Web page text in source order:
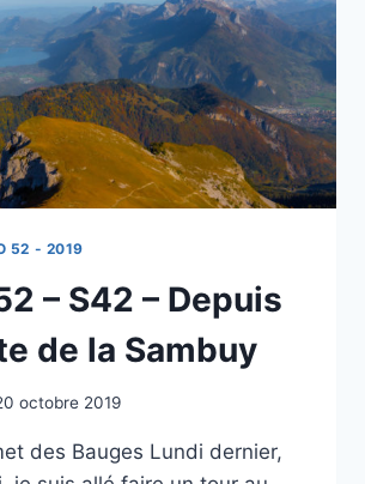
52 - 2019
– S42 – Depuis
de la Sambuy
octobre 2019
des Bauges Lundi dernier,